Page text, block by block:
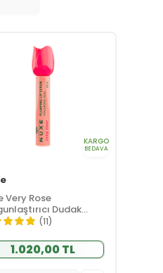
KARGO
BEDAVA
Very Rose
Dudak
8 ml (11)
1.020,00 TL